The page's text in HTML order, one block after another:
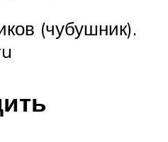
(чубушник).